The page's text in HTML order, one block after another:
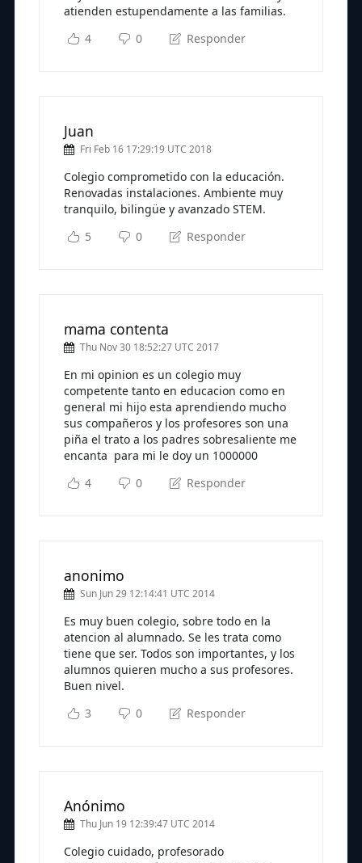
atienden estupendamente a las familias.
4
0 Responder
Juan
Fri Feb 16 17:29:19 UTC 2018
Colegio comprometido con la educación.
Renovadas instalaciones. Ambiente muy
tranquilo, bilingüe y avanzado STEM.
5
0 Responder
mama contenta
Thu Nov 30 18:52:27 UTC 2017
En mi opinion es un colegio muy
competente tanto en educacion como en
general mi hijo esta aprendiendo mucho
sus compañeros y los profesores son una
piña el trato a los padres sobresaliente me
encanta para mi le doy un 1000000
4
0 Responder
anonimo
Sun Jun 29 12:14:41 UTC 2014
Es muy buen colegio, sobre todo en la
atencion al alumnado. Se les trata como
tiene que ser. Todos son importantes, y los
alumnos quieren mucho a sus profesores.
Buen nivel.
3
0 Responder
Anónimo
Thu Jun 19 12:39:47 UTC 2014
Colegio cuidado, profesorado